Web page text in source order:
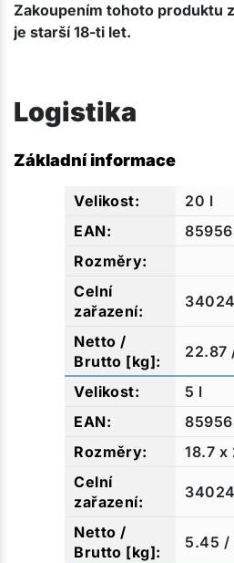
Zakoupením tohoto produktu
je starší 18-ti let.
Logistika
Základní informace
20 l
22.87
5 l
18.7 x
5.45 /